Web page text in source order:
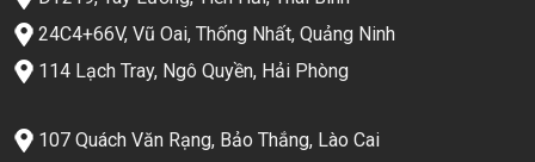
24C4+66V, Vũ Oai, Thống Nhất, Quảng Ninh
114 Lạch Tray, Ngô Quyền, Hải Phòng
107 Quách Văn Rạng, Bảo Thắng, Lào Cai